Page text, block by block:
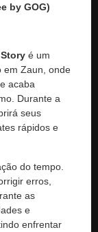
by GOG)
é um
em Zaun, onde
acaba
Durante a
seus
rápidos e
do tempo.
erros,
as
e
enfrentar